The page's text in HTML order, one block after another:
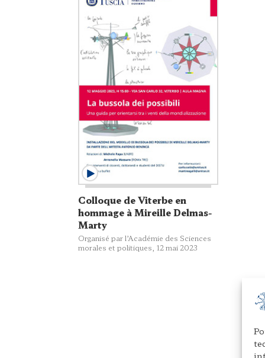
Colloque de Viterbe en
hommage à Mireille Delmas-
Marty
Organisé par l’Académie des Sciences
morales et politiques, 12 mai 2023